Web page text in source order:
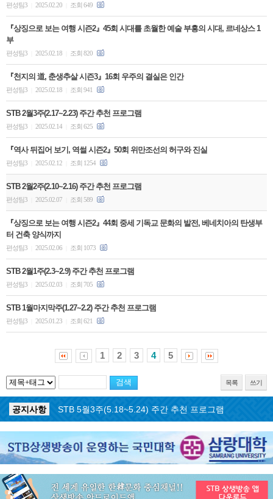
편성팀3 2025.02.20 조회 649
『상징으로 보는 여행 시즌2』45회 시대를 초월한 예술 부흥의 시대, 르네상스 1
부
편성팀3 2025.02.18 조회 820
『천지의 道, 춘생추살 시즌3』16회 우주의 결실은 인간
편성팀3 2025.02.18 조회 941
STB 2월3주(2.17~2.23) 주간 추천 프로그램
편성팀3 2025.02.14 조회 625
『역사 뒤집어 보기, 역썰 시즌2』50회 위만조선의 허구와 진실
편성팀3 2025.02.12 조회 1254
STB 2월2주(2.10~2.16) 주간 추천 프로그램
편성팀3 2025.02.07 조회 589
『상징으로 보는 여행 시즌2』44회 중세 기독교 문화의 발전, 베네치아의 탄생부
터 건축 양식까지
편성팀3 2025.02.06 조회 1073
STB 2월1주(2.3~2.9) 주간 추천 프로그램
편성팀3 2025.02.03 조회 705
STB 1월마지막주(1.27~2.2) 주간 추천 프로그램
편성팀3 2025.01.23 조회 621
1 2 3 4 5
목록 쓰기
공지사항
ON AIR 서비스 장애 복구 안내
공지사항
STB 5월4주(5.25~5.31) 주간 추천 프로그램
공지사항
STB 5월3주(5.18~5.24) 주간 추천 프로그램
공지사항
STB 4월마지막주(4.27~5.3) 주간 추천 프로그램
공지사항
STB 4월4주(4.20~4.26) 주간 추천 프로그램
STB 4월2주(4.6~4.12) 주간 추천 프로그램
공지사항
STB 4월1주(3.30~4.5) 주간 추천 프로그램
공지사항
STB 3월4주(3.23~3.29) 주간 추천 프로그램